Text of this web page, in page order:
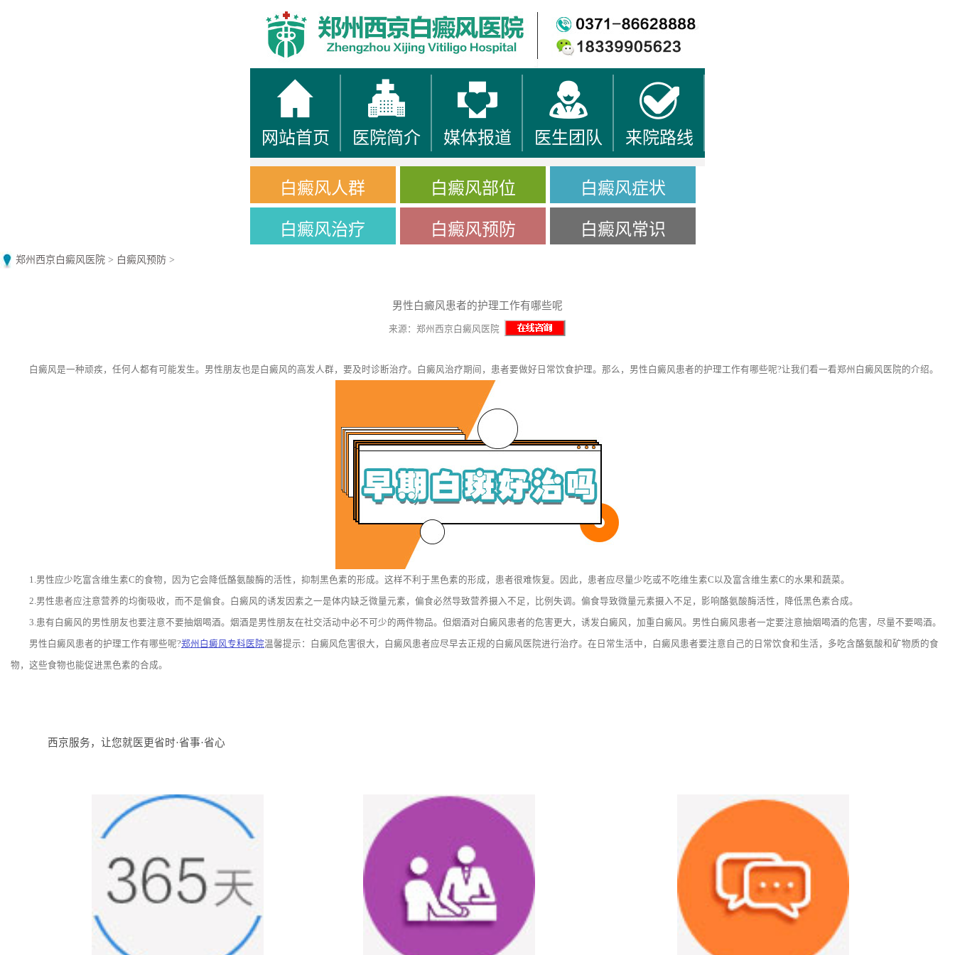
网站首页 医院简介 媒体报道 医生团队 来院路线
白癜风人群 白癜风部位 白癜风症状
白癜风治疗 白癜风预防 白癜风常识
郑州西京白癜风医院 > 白癜风预防 >
男性白癜风患者的护理工作有哪些呢
来源：郑州西京白癜风医院
白癜风是一种顽疾，任何人都有可能发生。男性朋友也是白癜风的高发人群，要及时诊断治疗。白癜风治疗期间，患者要做好日常饮食护理。那么，男性白癜风患者的护理工作有哪些呢?让我们看一看郑州白癜风医院的介绍。
1.男性应少吃富含维生素C的食物，因为它会降低酪氨酸酶的活性，抑制黑色素的形成。这样不利于黑色素的形成，患者很难恢复。因此，患者应尽量少吃或不吃维生素C以及富含维生素C的水果和蔬菜。
2.男性患者应注意营养的均衡吸收，而不是偏食。白癜风的诱发因素之一是体内缺乏微量元素，偏食必然导致营养摄入不足，比例失调。偏食导致微量元素摄入不足，影响酪氨酸酶活性，降低黑色素合成。
3.患有白癜风的男性朋友也要注意不要抽烟喝酒。烟酒是男性朋友在社交活动中必不可少的两件物品。但烟酒对白癜风患者的危害更大，诱发白癜风，加重白癜风。男性白癜风患者一定要注意抽烟喝酒的危害，尽量不要喝酒。
男性白癜风患者的护理工作有哪些呢?郑州白癜风专科医院温馨提示：白癜风危害很大，白癜风患者应尽早去正规的白癜风医院进行治疗。在日常生活中，白癜风患者要注意自己的日常饮食和生活，多吃含酪氨酸和矿物质的食
物，这些食物也能促进黑色素的合成。
西京服务，让您就医更省时·省事·省心